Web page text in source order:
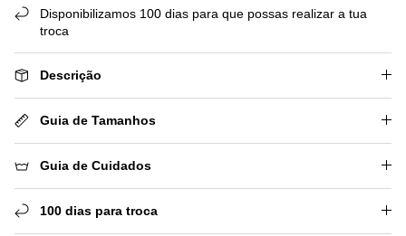
Disponibilizamos 100 dias para que possas realizar a tua
troca
Descrição
Guia de Tamanhos
Guia de Cuidados
100 dias para troca